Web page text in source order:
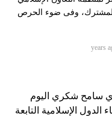
المشترك، وفى ضوء الحرص
سامح شكري اليوم
الدول الإسلامية التابعة